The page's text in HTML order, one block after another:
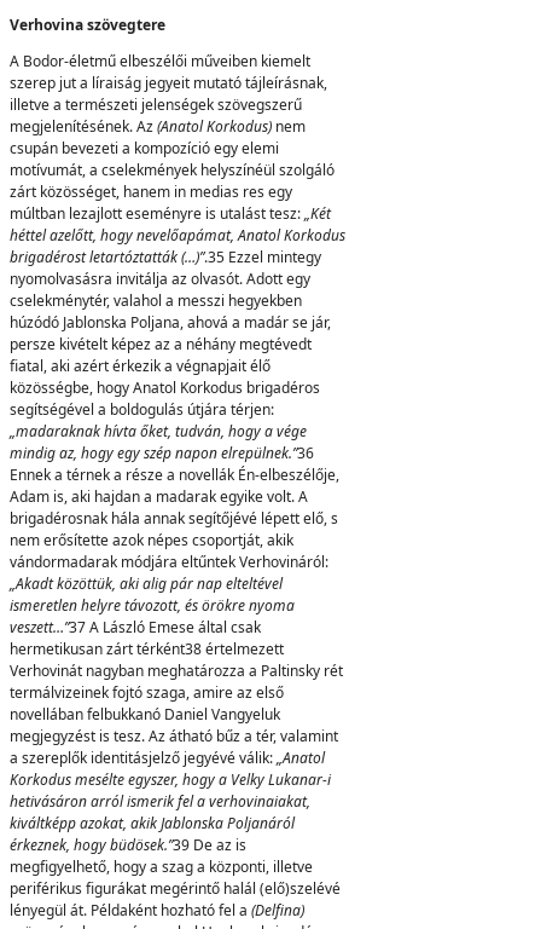
Verhovina szövegtere
A Bodor-életmű elbeszélői műveiben kiemelt
szerep jut a líraiság jegyeit mutató tájleírásnak,
illetve a természeti jelenségek szövegszerű
megjelenítésének. Az(Anatol Korkodus) nem
csupán bevezeti a kompozíció egy elemi
motívumát, a cselekmények helyszínéül szolgáló
zárt közösséget, hanem in medias res egy
múltban lezajlott eseményre is utalást tesz:„Két
héttel azelőtt, hogy nevelőapámat, Anatol Korkodus
brigadérost letartóztatták (…)”.35 Ezzel mintegy
nyomolvasásra invitálja az olvasót. Adott egy
cselekménytér, valahol a messzi hegyekben
húzódó Jablonska Poljana, ahová a madár se jár,
persze kivételt képez az a néhány megtévedt
fiatal, aki azért érkezik a végnapjait élő
közösségbe, hogy Anatol Korkodus brigadéros
segítségével a boldogulás útjára térjen:
„madaraknak hívta őket, tudván, hogy a vége
mindig az, hogy egy szép napon elrepülnek.”36
Ennek a térnek a része a novellák Én-elbeszélője,
Adam is, aki hajdan a madarak egyike volt. A
brigadérosnak hála annak segítőjévé lépett elő, s
nem erősítette azok népes csoportját, akik
vándormadarak módjára eltűntek Verhovináról:
„Akadt közöttük, aki alig pár nap elteltével
ismeretlen helyre távozott, és örökre nyoma
veszett…”37 A László Emese által csak
hermetikusan zárt térként38 értelmezett
Verhovinát nagyban meghatározza a Paltinsky rét
termálvizeinek fojtó szaga, amire az első
novellában felbukkanó Daniel Vangyeluk
megjegyzést is tesz. Az átható bűz a tér, valamint
a szereplők identitásjelző jegyévé válik:„Anatol
Korkodus mesélte egyszer, hogy a Velky Lukanar-i
hetivásáron arról ismerik fel a verhovinaiakat,
kiváltképp azokat, akik Jablonska Poljanáról
érkeznek, hogy büdösek.”39 De az is
megfigyelhető, hogy a szag a központi, illetve
periférikus figurákat megérintő halál (elő)szelévé
lényegül át. Példaként hozható fel a (Delfina)